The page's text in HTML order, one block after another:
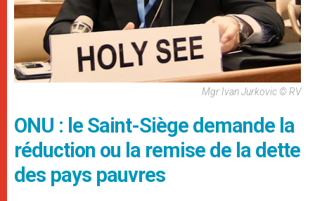
Mgr Ivan Jurkovic © RV
ONU : le Saint-Siège demande la
réduction ou la remise de la dette
des pays pauvres